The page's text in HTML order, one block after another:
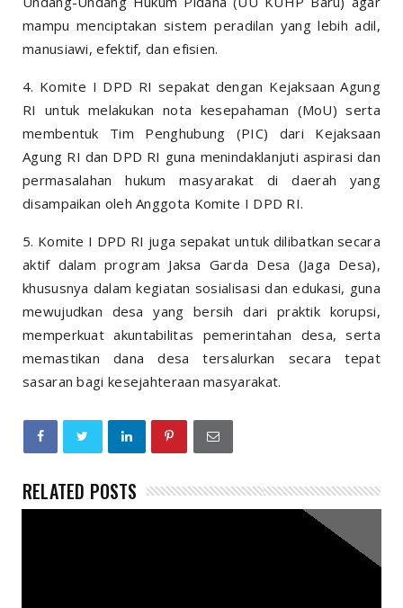
mampu menciptakan sistem peradilan yang lebih adil,
manusiawi, efektif, dan efisien.
4. Komite I DPD RI sepakat dengan Kejaksaan Agung
RI untuk melakukan nota kesepahaman (MoU) serta
membentuk Tim Penghubung (PIC) dari Kejaksaan
Agung RI dan DPD RI guna menindaklanjuti aspirasi dan
permasalahan hukum masyarakat di daerah yang
disampaikan oleh Anggota Komite I DPD RI.
5. Komite I DPD RI juga sepakat untuk dilibatkan secara
aktif dalam program Jaksa Garda Desa (Jaga Desa),
khususnya dalam kegiatan sosialisasi dan edukasi, guna
mewujudkan desa yang bersih dari praktik korupsi,
memperkuat akuntabilitas pemerintahan desa, serta
memastikan dana desa tersalurkan secara tepat
sasaran bagi kesejahteraan masyarakat.
RELATED POSTS